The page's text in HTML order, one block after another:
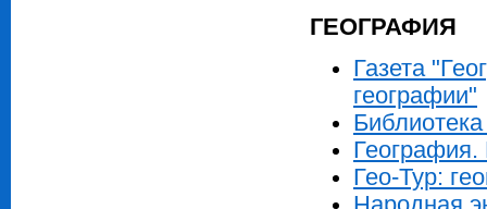
ГЕОГРАФИЯ
Газета
географии"
Гео-Тур: